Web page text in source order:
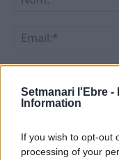
Setmanari l'Ebre -
Information
If you wish to opt-out
processing of your